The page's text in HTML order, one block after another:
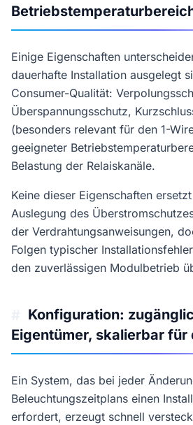
Einige Eigenschaften
dauerhafte Installation ausgelegt
Consumer-Qualität:
Überspannungsschutz,
(besonders relevant für den 1-
geeigneter
Belastung der Relaiskanäle.
Keine dieser Eigenschaften
Auslegung des
der Verdrahtungsanweisungen,
Folgen typischer
den zuverlässigen Modulbetrieb
Konfiguration:
Eigentümer, skalierbar
Ein System, das bei jeder
Beleuchtungszeitplans einen
erfordert, erzeugt schnell